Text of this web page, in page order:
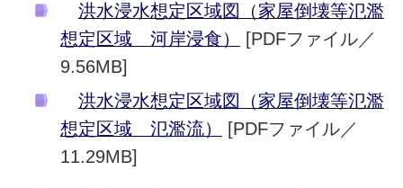
洪水浸水想定区域図（家屋倒壊等氾濫
想定区域 河岸浸食）
[PDFファイル／
9.56MB]
洪水浸水想定区域図（家屋倒壊等氾濫
想定区域 氾濫流）
[PDFファイル／
11.29MB]